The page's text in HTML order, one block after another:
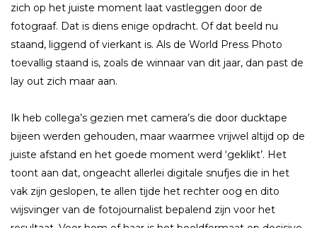
zich op het juiste moment laat vastleggen door de
fotograaf. Dat is diens enige opdracht. Of dat beeld nu
staand, liggend of vierkant is. Als de World Press Photo
toevallig staand is, zoals de winnaar van dit jaar, dan past de
lay out zich maar aan.
Ik heb collega’s gezien met camera’s die door ducktape
bijeen werden gehouden, maar waarmee vrijwel altijd op de
juiste afstand en het goede moment werd ‘geklikt’. Het
toont aan dat, ongeacht allerlei digitale snufjes die in het
vak zijn geslopen, te allen tijde het rechter oog en dito
wijsvinger van de fotojournalist bepalend zijn voor het